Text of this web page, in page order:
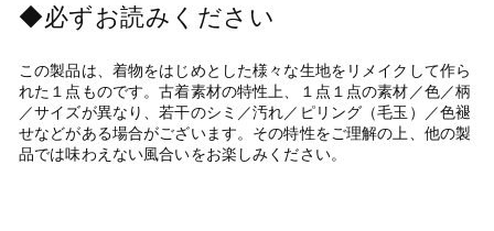
◆必ずお読みください
この製品は、着物をはじめとした様々な生地をリメイクして作ら
れた１点ものです。古着素材の特性上、１点１点の素材／色／柄
／サイズが異なり、若干のシミ／汚れ／ピリング（毛玉）／色褪
せなどがある場合がございます。その特性をご理解の上、他の製
品では味わえない風合いをお楽しみください。